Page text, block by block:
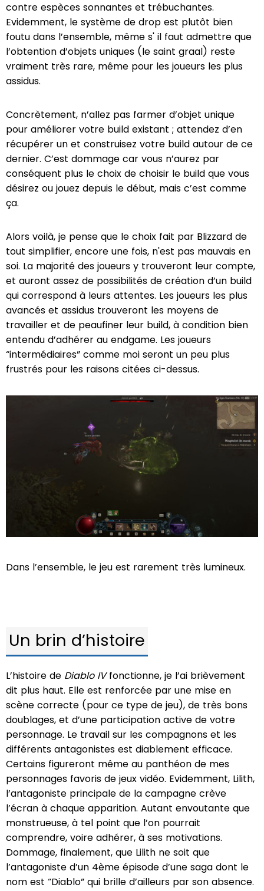
contre espèces sonnantes et trébuchantes.
Evidemment, le système de drop est plutôt bien
foutu dans l’ensemble, même s' il faut admettre que
l’obtention d’objets uniques (le saint graal) reste
vraiment très rare, même pour les joueurs les plus
assidus.
Concrètement, n’allez pas farmer d’objet unique
pour améliorer votre build existant ; attendez d’en
récupérer un et construisez votre build autour de ce
dernier. C’est dommage car vous n’aurez par
conséquent plus le choix de choisir le build que vous
désirez ou jouez depuis le début, mais c’est comme
ça.
Alors voilà, je pense que le choix fait par Blizzard de
tout simplifier, encore une fois, n'est pas mauvais en
soi. La majorité des joueurs y trouveront leur compte,
et auront assez de possibilités de création d’un build
qui correspond à leurs attentes. Les joueurs les plus
avancés et assidus trouveront les moyens de
travailler et de peaufiner leur build, à condition bien
entendu d’adhérer au endgame. Les joueurs
“intermédiaires” comme moi seront un peu plus
frustrés pour les raisons citées ci-dessus.
Dans l’ensemble, le jeu est rarement très lumineux.
Un brin d’histoire
L’histoire de Diablo IVfonctionne, je l’ai brièvement
dit plus haut. Elle est renforcée par une mise en
scène correcte (pour ce type de jeu), de très bons
doublages, et d’une participation active de votre
personnage. Le travail sur les compagnons et les
différents antagonistes est diablement efficace.
Certains figureront même au panthéon de mes
personnages favoris de jeux vidéo. Evidemment, Lilith,
l’antagoniste principale de la campagne crève
l’écran à chaque apparition. Autant envoutante que
monstrueuse, à tel point que l’on pourrait
comprendre, voire adhérer, à ses motivations.
Dommage, finalement, que Lilith ne soit que
l’antagoniste d’un 4ème épisode d’une saga dont le
nom est “Diablo” qui brille d’ailleurs par son absence.